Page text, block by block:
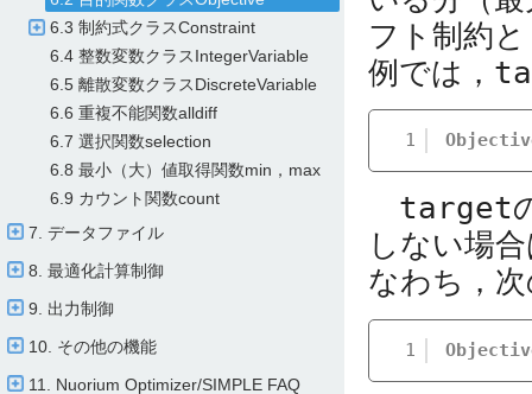
6.3 制約式クラスConstraint
6.4 整数変数クラスIntegerVariable
6.5 離散変数クラスDiscreteVariable
6.6 重複不能関数alldiff
6.7 選択関数selection
6.8 最小（大）値取得関数min，max
6.9 カウント関数count
7. データファイル
8. 最適化計算制御
9. 出力制御
10. その他の機能
11. Nuorium Optimizer/​SIMPLE FAQ
フト制約
例では，
1
target
しない場
なわち，
1